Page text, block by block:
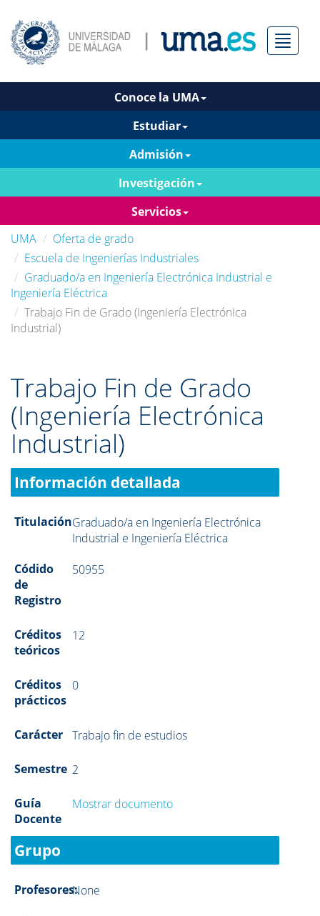
Menú
Conoce la UMA
Estudiar
Admisión
Investigación
Servicios
UMA
Oferta de grado
Escuela de Ingenierías Industriales
Graduado/a en Ingeniería Electrónica Industrial e
Ingeniería Eléctrica
Trabajo Fin de Grado (Ingeniería Electrónica
Industrial)
Trabajo Fin de Grado
(Ingeniería Electrónica
Industrial)
Información detallada
TitulaciónGraduado/a en Ingeniería Electrónica
Industrial e Ingeniería Eléctrica
Códido
de
Registro
50955
Créditos
teóricos
12
Créditos
prácticos
0
Carácter Trabajo fin de estudios
Semestre 2
Guía
Docente
Mostrar documento
Grupo
Profesores:None